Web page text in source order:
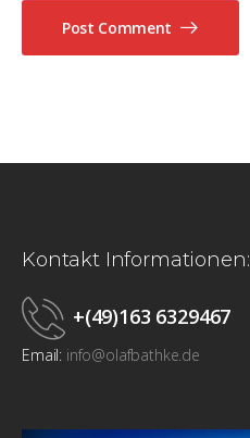
Post Comment
Kontakt Informationen:
+(49)163 6329467
Email: info@olafbathke.de